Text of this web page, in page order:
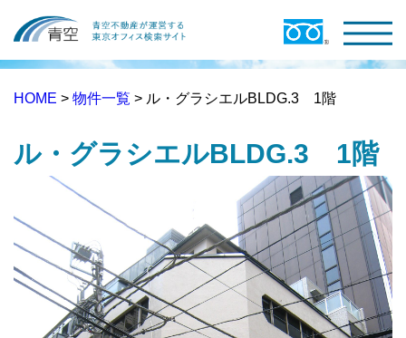
HOME > 物件一覧 > ル・グラシエルBLDG.3 1階
ル・グラシエルBLDG.3 1階